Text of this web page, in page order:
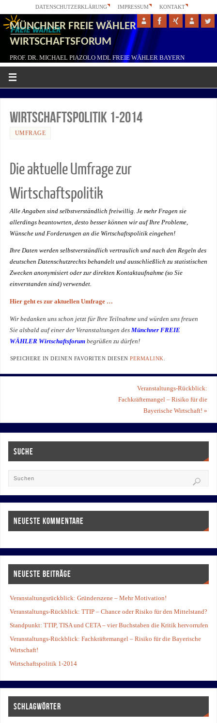
DATENSCHUTZERKLÄRUNG IMPRESSUM KONTAKT
MÜNCHNER FREIE WÄHLER
WIRTSCHAFTSFORUM
PROF. DR. MICHAEL PIAZOLO MDL FREIE WÄHLER BAYERN
Wirtschaftspolitik 1-2014
UMFRAGE
Die aktuelle Umfrage zur
Wirtschaftspolitik
Alle Angaben sind selbstverständlich freiwillig. Je mehr Fragen sie
allerdings beantowrten, desto besser können wir auf Ihre Probleme,
Wünsche und Forderungen an die Wirtschaftspolitik eingehen!
Ihre Daten werden selbstverständlich vertraulich und nach den Regeln des
deutschen Datenschutzrechts behandelt und ausschließlich zu statistischen
Zwecken anonymisiert oder zur direkten Kontaktaufnahme (so Sie
einverstanden sind) verwendet.
Hier geht es zur aktuellen Umfrage …
Wir bedanken uns schon jetzt für Ihre Teilnahme und würden uns freuen
Sie alsbald auf einer der Veranstaltungen des Münchner FREIE
WÄHLER Wirtschaftsforumbegrüßen zu dürfen!
SPEICHERE IN DEINEN FAVORITEN DIESENPERMALINK
Veranstaltungs-Rückblick:
Fachkräftemangel – Risiko für die
Bayerische Wirtschaft!»
SUCHE
NEUESTE KOMMENTARE
NEUESTE BEITRÄGE
Veranstaltungsrückblick: Gründerszene – Mehr Motivation!
Veranstaltungs-Rückblick: TTIP – Chance oder Risiko für den Mittelstand?
Standpunkt: TTIP, TISA und CETA – vier Buchstaben die Kritik hervorrufen
Veranstaltungs-Rückblick: Fachkräftemangel – Risiko für die Bayerische
Wirtschaft!
Wirtschaftspolitik 1-2014
SCHLAGWÖRTER